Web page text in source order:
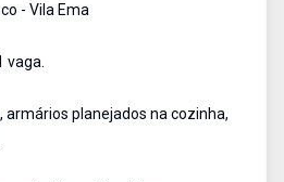
- Vila Ema
vaga.
armários planejados na cozinha,